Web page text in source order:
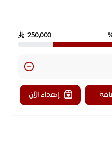
250,000
إهداء الآن